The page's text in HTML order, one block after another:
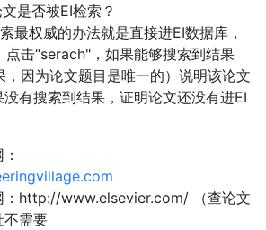
是否被EI检索？
最权威的办法就是直接进EI数据库，
点击“serach"，如果能够搜索到结果
，因为论文题目是唯一的）说明该论文
有搜索到结果，证明论文还没有进EI
：http://www.elsevier.com/ （查论文
不需要